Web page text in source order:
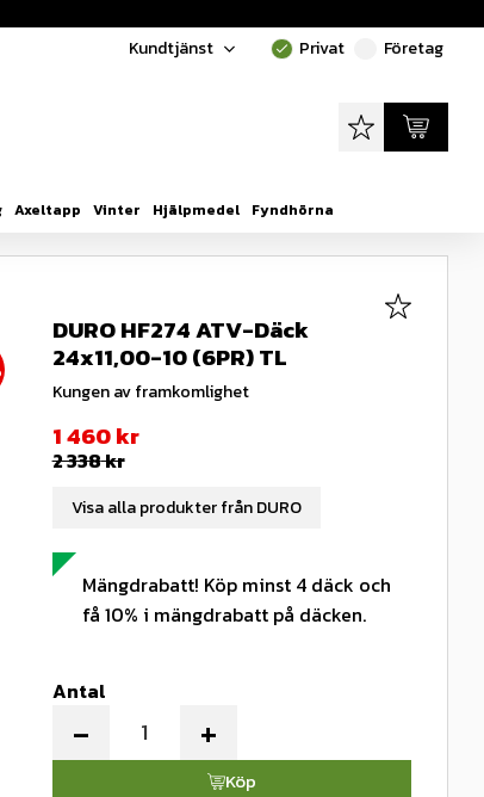
Kundtjänst done Privat Företag
Favoriter
Kundvagn
Axeltapp Vinter Hjälpmedel Fyndhörna
DURO HF274 ATV-Däck
24x11,00-10 (6PR) TL
Kungen av framkomlighet
Mängdrabatt! Köp minst 4 däck och
få 10% i mängdrabatt på däcken.
Nedsatt pris:
1 460kr
Ordinarie pris:
2 338kr
Antal
+
-
Köp
Lägg till
Visa alla produkter från DURO